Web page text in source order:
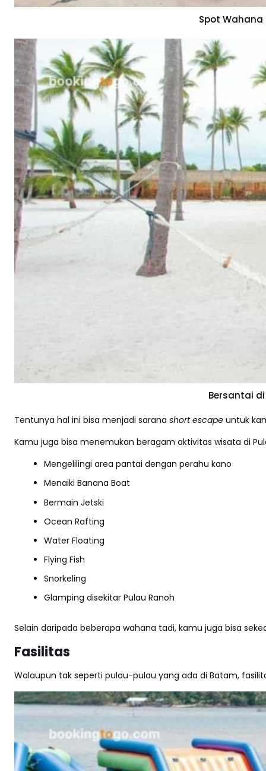
Spot
Bersantai
Tentunya hal ini bisa menjadi sarana short escape untuk
Kamu juga bisa menemukan beragam aktivitas wisata di
Mengelilingi area pantai dengan perahu kano
Menaiki Banana Boat
Bermain Jetski
Ocean Rafting
Water Floating
Flying Fish
Snorkeling
Glamping disekitar Pulau Ranoh
Selain daripada beberapa wahana tadi, kamu juga bisa
Fasilitas
Walaupun tak seperti pulau-pulau yang ada di Batam,